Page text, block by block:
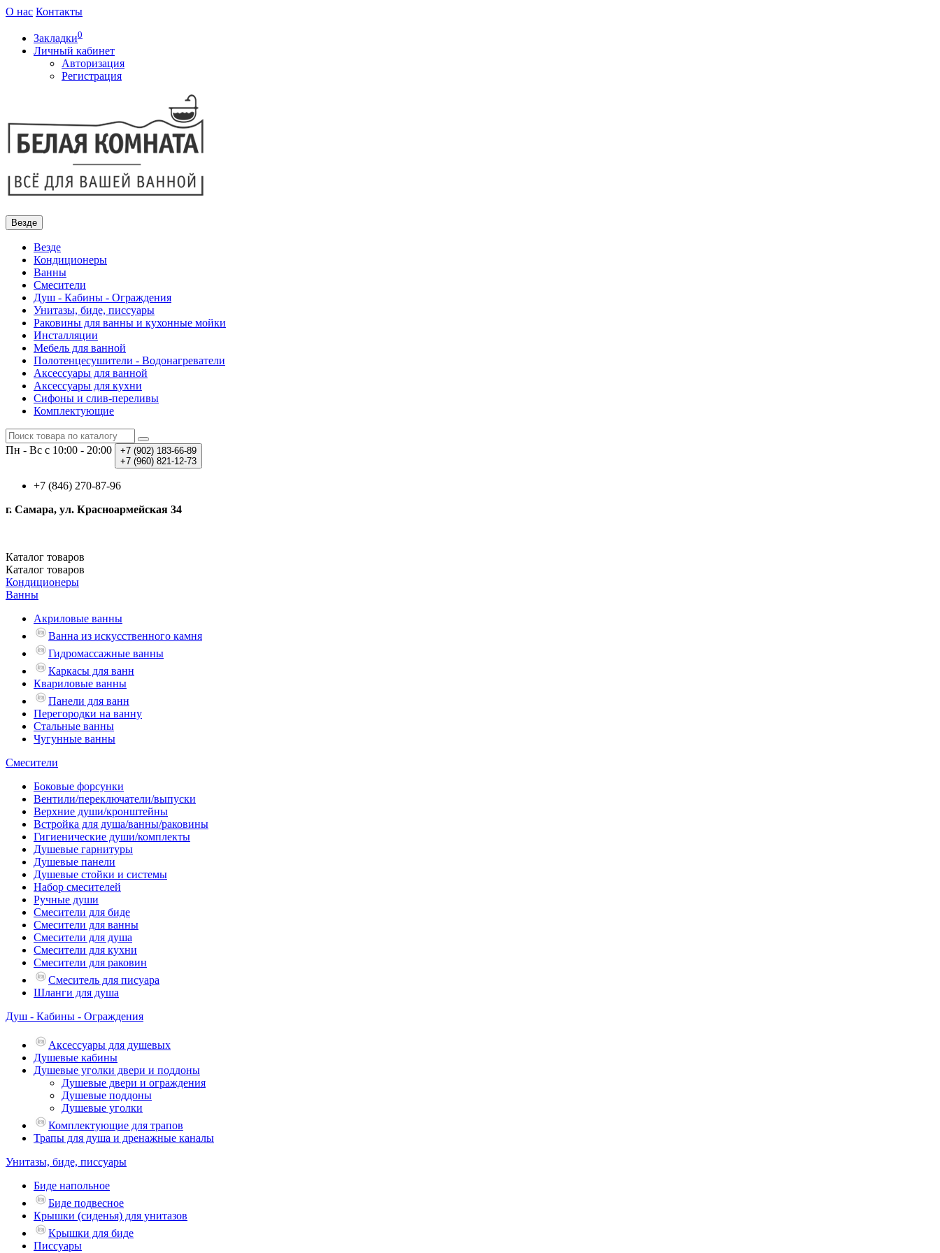
О нас Контакты
Закладки0
Личный кабинет
Авторизация
Регистрация
Везде
Везде
Кондиционеры
Ванны
Смесители
Душ - Кабины - Ограждения
Унитазы, биде, писсуары
Раковины для ванны и кухонные мойки
Инсталляции
Мебель для ванной
Полотенцесушители - Водонагреватели
Аксессуары для ванной
Аксессуары для кухни
Сифоны и слив-переливы
Комплектующие
Пн - Вс с 10:00 - 20:00 +7 (902) 183-66-89
+7 (960) 821-12-73
+7 (846) 270-87-96
г. Самара, ул. Красноармейская 34
Каталог товаров
Каталог товаров
Кондиционеры
Ванны
Акриловые ванны
Ванна из искусственного камня
Гидромассажные ванны
Каркасы для ванн
Квариловые ванны
Панели для ванн
Перегородки на ванну
Стальные ванны
Чугунные ванны
Смесители
Боковые форсунки
Вентили/переключатели/выпуски
Верхние души/кронштейны
Встройка для душа/ванны/раковины
Гигиенические души/комплекты
Душевые гарнитуры
Душевые панели
Душевые стойки и системы
Набор смесителей
Ручные души
Смесители для биде
Смесители для ванны
Смесители для душа
Смесители для кухни
Смесители для раковин
Смеситель для писуара
Шланги для душа
Душ - Кабины - Ограждения
Аксессуары для душевых
Душевые кабины
Душевые уголки двери и поддоны
Душевые двери и ограждения
Душевые поддоны
Душевые уголки
Комплектующие для трапов
Трапы для душа и дренажные каналы
Унитазы, биде, писсуары
Биде напольное
Биде подвесное
Крышки (сиденья) для унитазов
Крышки для биде
Писсуары